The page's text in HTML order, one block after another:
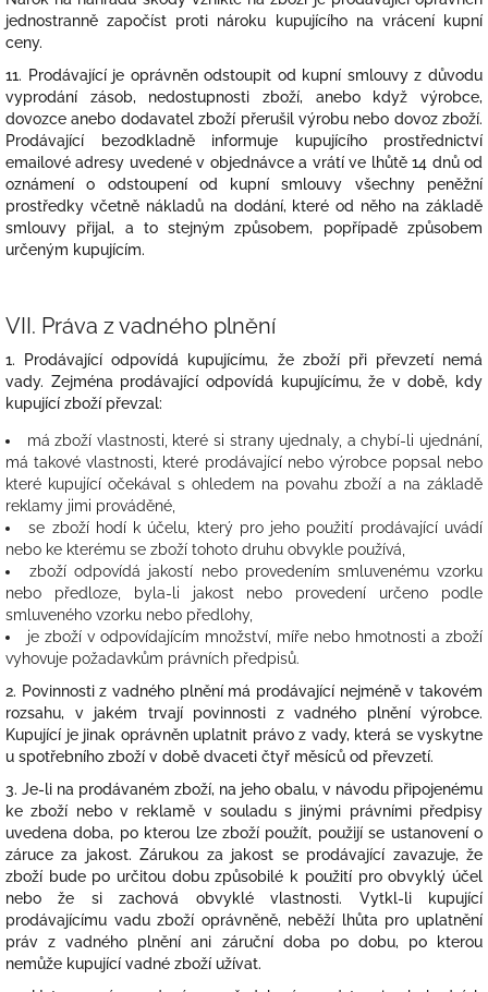
jednostranně započíst proti nároku kupujícího na vrácení kupní
ceny.
11. Prodávající je oprávněn odstoupit od kupní smlouvy z důvodu
vyprodání zásob, nedostupnosti zboží, anebo když výrobce,
dovozce anebo dodavatel zboží přerušil výrobu nebo dovoz zboží.
Prodávající bezodkladně informuje kupujícího prostřednictví
emailové adresy uvedené v objednávce a vrátí ve lhůtě 14 dnů od
oznámení o odstoupení od kupní smlouvy všechny peněžní
prostředky včetně nákladů na dodání, které od něho na základě
smlouvy přijal, a to stejným způsobem, popřípadě způsobem
určeným kupujícím.
VII. Práva z vadného plnění
1. Prodávající odpovídá kupujícímu, že zboží při převzetí nemá
vady. Zejména prodávající odpovídá kupujícímu, že v době, kdy
kupující zboží převzal:
má zboží vlastnosti, které si strany ujednaly, a chybí-li ujednání,
má takové vlastnosti, které prodávající nebo výrobce popsal nebo
které kupující očekával s ohledem na povahu zboží a na základě
reklamy jimi prováděné,
se zboží hodí k účelu, který pro jeho použití prodávající uvádí
nebo ke kterému se zboží tohoto druhu obvykle používá,
zboží odpovídá jakostí nebo provedením smluvenému vzorku
nebo předloze, byla-li jakost nebo provedení určeno podle
smluveného vzorku nebo předlohy,
je zboží v odpovídajícím množství, míře nebo hmotnosti a zboží
vyhovuje požadavkům právních předpisů.
2. Povinnosti z vadného plnění má prodávající nejméně v takovém
rozsahu, v jakém trvají povinnosti z vadného plnění výrobce.
Kupující je jinak oprávněn uplatnit právo z vady, která se vyskytne
u spotřebního zboží v době dvaceti čtyř měsíců od převzetí.
3. Je-li na prodávaném zboží, na jeho obalu, v návodu připojenému
ke zboží nebo v reklamě v souladu s jinými právními předpisy
uvedena doba, po kterou lze zboží použít, použijí se ustanovení o
záruce za jakost. Zárukou za jakost se prodávající zavazuje, že
zboží bude po určitou dobu způsobilé k použití pro obvyklý účel
nebo že si zachová obvyklé vlastnosti. Vytkl-li kupující
prodávajícímu vadu zboží oprávněně, neběží lhůta pro uplatnění
práv z vadného plnění ani záruční doba po dobu, po kterou
nemůže kupující vadné zboží užívat.